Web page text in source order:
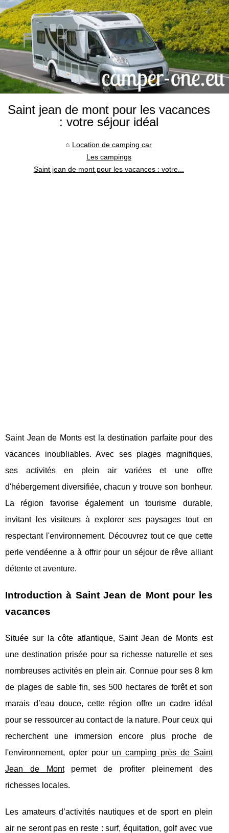
Saint jean de mont pour les vacances
: votre séjour idéal
Location de camping car
Les campings
Saint jean de mont pour les vacances : votre...
Saint Jean de Monts est la destination parfaite pour des
vacances inoubliables. Avec ses plages magnifiques,
ses activités en plein air variées et une offre
d'hébergement diversifiée, chacun y trouve son bonheur.
La région favorise également un tourisme durable,
invitant les visiteurs à explorer ses paysages tout en
respectant l'environnement. Découvrez tout ce que cette
perle vendéenne a à offrir pour un séjour de rêve alliant
détente et aventure.
Introduction à Saint Jean de Mont pour les
vacances
Située sur la côte atlantique, Saint Jean de Monts est
une destination prisée pour sa richesse naturelle et ses
nombreuses activités en plein air.Connue pour ses 8 km
de plages de sable fin, ses 500 hectares de forêt et son
marais d’eau douce, cette région offre un cadre idéal
pour se ressourcer au contact de la nature. Pour ceux qui
recherchent une immersion encore plus proche de
l'environnement, opter pour un camping près de Saint
Jean de Montpermet de profiter pleinement des
richesses locales.
Les amateurs d’activités nautiques et de sport en plein
air ne seront pas en reste : surf, équitation, golf avec vue